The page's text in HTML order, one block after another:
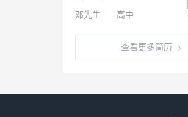
邓先生 · 高中
查看更多简历